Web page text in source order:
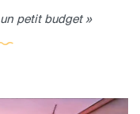
petit budget »